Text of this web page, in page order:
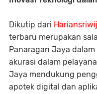
Dikutip dari
terbaru merupakan
Panaragan Jaya
akurasi dalam
Jaya mendukung
apotek digital dan